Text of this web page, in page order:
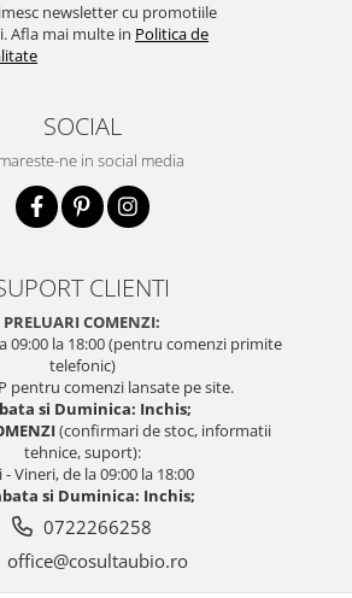
newsletter cu promotiile
Afla mai multe in Politica de
SOCIAL
ne in social media
CLIENTI
PRELUARI COMENZI:
09:00 la 18:00 (pentru comenzi primite
telefonic)
pentru comenzi lansate pe site.
si Duminica: Inchis;
(confirmari de stoc, informatii
tehnice, suport):
- Vineri, de la 09:00 la 18:00
si Duminica: Inchis;
0722266258
office@cosultaubio.ro